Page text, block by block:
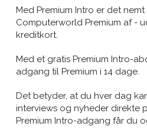
Med Premium Intro er det
Computerworld Premium af -
kreditkort.
Med et gratis Premium Intro-
adgang til Premium i 14 dage.
Det betyder, at du hver dag
interviews og nyheder direkte
Premium Intro-adgang får du